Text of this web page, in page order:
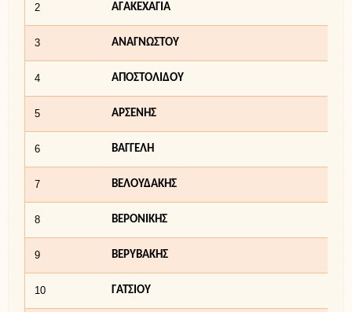
2 ΑΓΑΚΕΧΑΓΙΑ
3 ΑΝΑΓΝΩΣΤΟΥ
4 ΑΠΟΣΤΟΛΙΔΟΥ
5 ΑΡΣΕΝΗΣ
6 ΒΑΓΓΕΛΗ
7 ΒΕΛΟΥΔΑΚΗΣ
8 ΒΕΡΟΝΙΚΗΣ
9 ΒΕΡΥΒΑΚΗΣ
10 ΓΑΤΣΙΟΥ